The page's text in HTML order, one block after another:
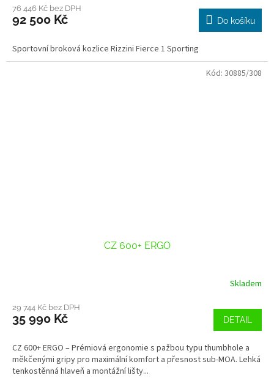
76 446 Kč bez DPH
92 500 Kč Do košíku
Sportovní broková kozlice Rizzini Fierce 1 Sporting
CZ 600+ ERGO
Skladem
29 744 Kč bez DPH
35 990 Kč DETAIL
CZ 600+ ERGO – Prémiová ergonomie s pažbou typu thumbhole a
měkčenými gripy pro maximální komfort a přesnost sub-MOA. Lehká
tenkostěnná hlaveň a montážní lišty...
Kód: 30885/308